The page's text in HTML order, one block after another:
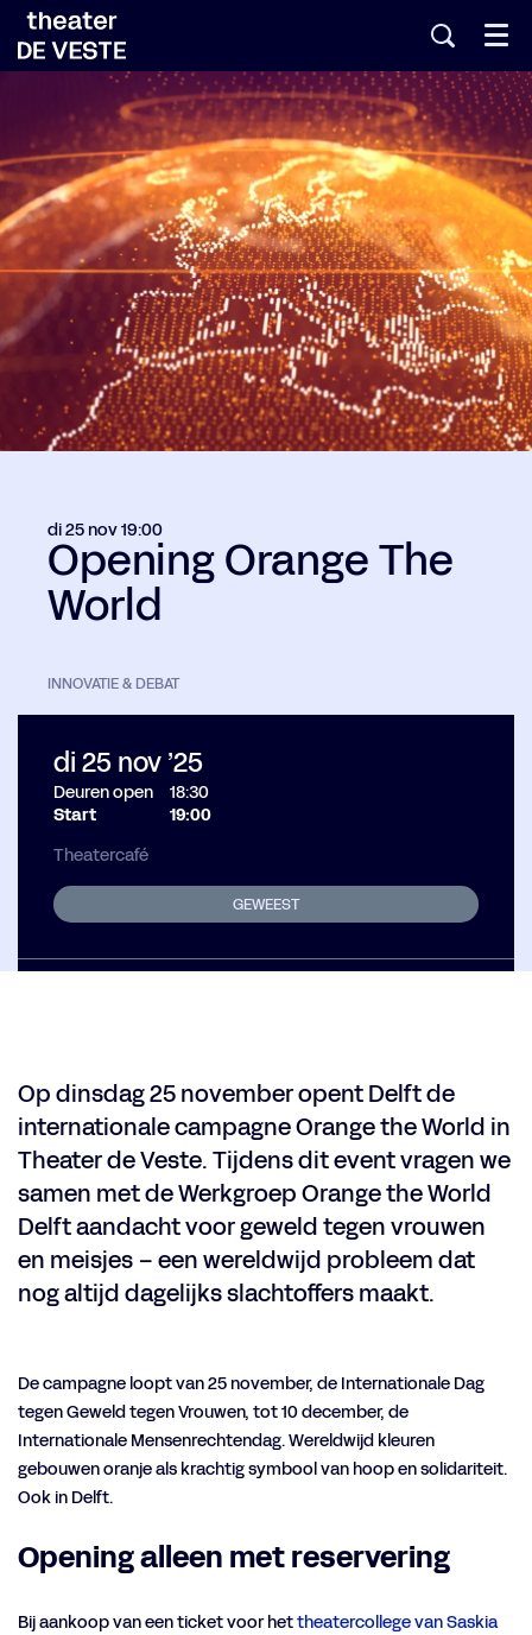
Menu
Opening Orange The
World
di 25 nov19:00
INNOVATIE & DEBAT
di 25 nov ’25
Deuren open
18:30
Start
19:00
Theatercafé
GEWEEST
Op dinsdag 25 november opent Delft de
internationale campagne Orange the World in
Theater de Veste. Tijdens dit event vragen we
samen met de Werkgroep Orange the World
Delft aandacht voor geweld tegen vrouwen
en meisjes – een wereldwijd probleem dat
nog altijd dagelijks slachtoffers maakt.
De campagne loopt van 25 november, de Internationale Dag
tegen Geweld tegen Vrouwen, tot 10 december, de
Internationale Mensenrechtendag. Wereldwijd kleuren
gebouwen oranje als krachtig symbool van hoop en solidariteit.
Ook in Delft.
Opening alleen met reservering
Bij aankoop van een ticket voor hettheatercollege van Saskia